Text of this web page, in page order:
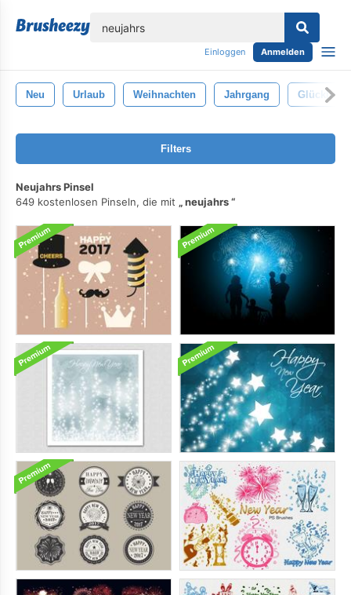
Einloggen Anmelden
Neu Urlaub Weihnachten Jahrgang Glücklich
Filters
Neujahrs Pinsel
649 kostenlosen Pinseln, die mit
neujahrs